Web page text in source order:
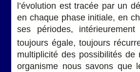
l’évolution est tracée par un
en chaque phase initiale, en
ses périodes,
toujours égale, toujours
multiplicité des possibilités
organisme nous savons